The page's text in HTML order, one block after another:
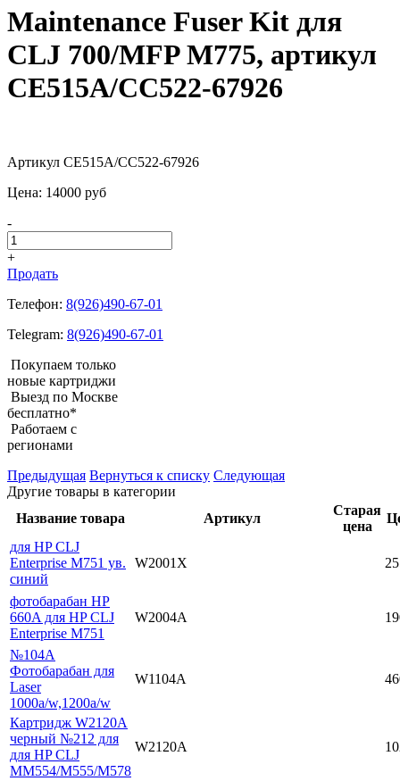
Maintenance Fuser Kit для
CLJ 700/MFP M775, артикул
CE515A/CC522-67926
Артикул CE515A/CC522-67926
Цена: 14000 pуб
-
+
Продать
Телефон: 8(926)490-67-01
Telegram: 8(926)490-67-01
Покупаем только
новые картриджи
Выезд по Москве
бесплатно*
Работаем с
регионами
Предыдущая Вернуться к списку Следующая
Другие товары в категории
Название товара
Артикул
Старая
цена
для HP CLJ
Enterprise M751 ув.
синий
W2001X
фотобарабан HP
660A для HP CLJ
Enterprise M751
W2004A
№104A
Фотобарабан для
Laser
1000a/w,1200a/w
W1104A
Картридж W2120A
черный №212 для
для HP CLJ
MM554/M555/M578
W2120A